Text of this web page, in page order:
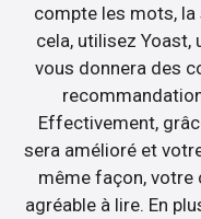
compte les mots,
cela, utilisez Yoast,
vous donnera des
Effectivement,
sera amélioré et
même façon, votre
agréable à lire. En